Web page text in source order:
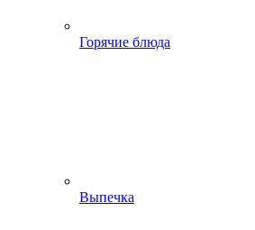
Горячие блюда
Выпечка